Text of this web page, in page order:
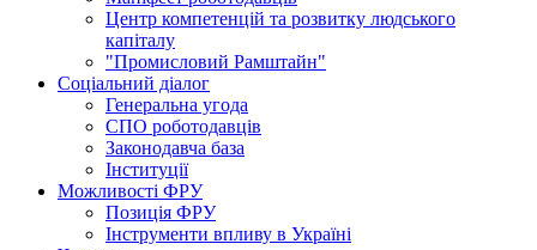
Центр компетенцій та розвитку людського
капіталу
"Промисловий Рамштайн"
Соціальний діалог
Генеральна угода
СПО роботодавців
Законодавча база
Інституції
Можливості ФРУ
Позиція ФРУ
Інструменти впливу в Україні